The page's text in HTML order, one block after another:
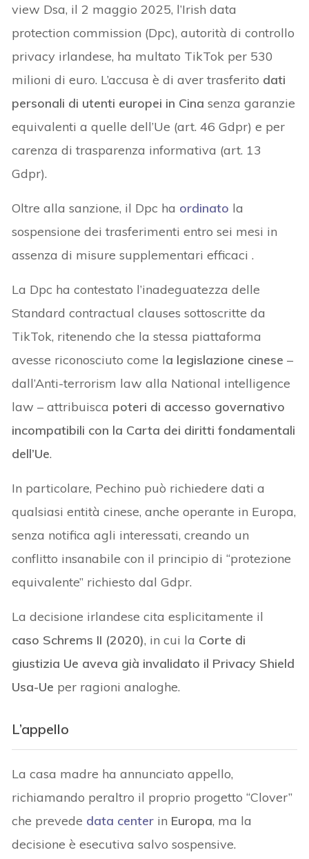
view Dsa, il 2 maggio 2025, l’Irish data
protection commission (Dpc), autorità di controllo
privacy irlandese, ha multato TikTok per 530
milioni di euro. L’accusa è di aver trasferito dati
personali di utenti europei in Cina senza garanzie
equivalenti a quelle dell’Ue (art. 46 Gdpr) e per
carenza di trasparenza informativa (art. 13
Gdpr).
Oltre alla sanzione, il Dpc ha ordinato la
sospensione dei trasferimenti entro sei mesi in
assenza di misure supplementari efficaci .
La Dpc ha contestato l’inadeguatezza delle
Standard contractual clauses sottoscritte da
TikTok, ritenendo che la stessa piattaforma
avesse riconosciuto come la legislazione cinese –
dall’Anti-terrorism law alla National intelligence
law – attribuisca poteri di accesso governativo
incompatibili con la Carta dei diritti fondamentali
dell’Ue.
In particolare, Pechino può richiedere dati a
qualsiasi entità cinese, anche operante in Europa,
senza notifica agli interessati, creando un
conflitto insanabile con il principio di “protezione
equivalente” richiesto dal Gdpr.
La decisione irlandese cita esplicitamente il
caso Schrems II (2020), in cui la Corte di
giustizia Ue aveva già invalidato il Privacy Shield
Usa-Ue per ragioni analoghe.
L’appello
La casa madre ha annunciato appello,
richiamando peraltro il proprio progetto “Clover”
che prevede data center in Europa, ma la
decisione è esecutiva salvo sospensive.